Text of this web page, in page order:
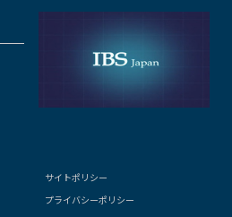
サイトポリシー
プライバシーポリシー